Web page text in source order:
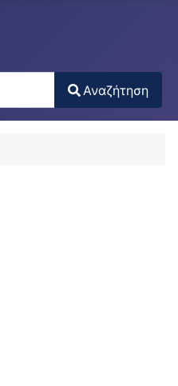
for results.
Αναζήτηση